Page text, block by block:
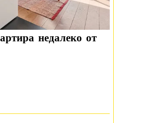
недалеко от